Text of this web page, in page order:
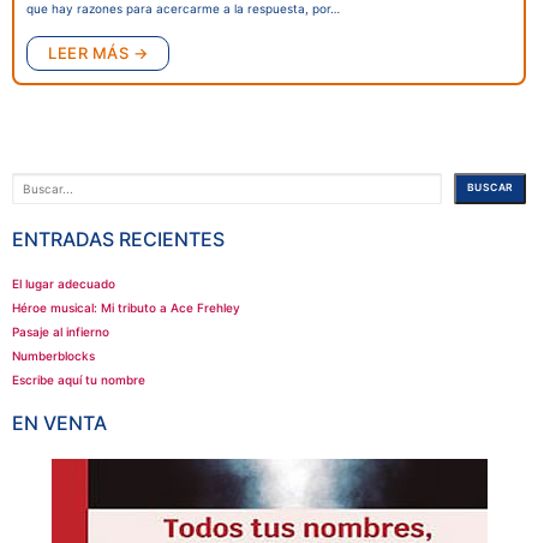
que hay razones para acercarme a la respuesta, por…
LEER MÁS →
Buscar BUSCAR
ENTRADAS RECIENTES
El lugar adecuado
Héroe musical: Mi tributo a Ace Frehley
Pasaje al infierno
Numberblocks
Escribe aquí tu nombre
EN VENTA